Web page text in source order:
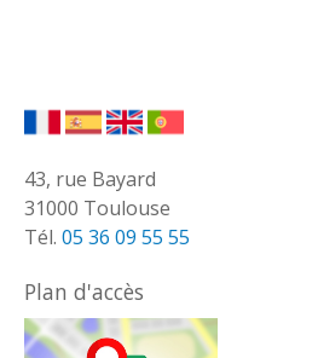
43, rue Bayard
31000 Toulouse
Tél. 05 36 09 55 55
Plan d'accès